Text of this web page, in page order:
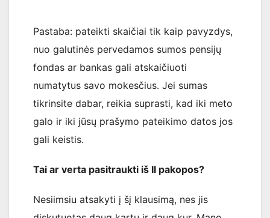
Pastaba: pateikti skaičiai tik kaip pavyzdys,
nuo galutinės pervedamos sumos pensijų
fondas ar bankas gali atskaičiuoti
numatytus savo mokesčius. Jei sumas
tikrinsite dabar, reikia suprasti, kad iki meto
galo ir iki jūsų prašymo pateikimo datos jos
gali keistis.
Tai ar verta pasitraukti iš II pakopos?
Nesiimsiu atsakyti į šį klausimą, nes jis